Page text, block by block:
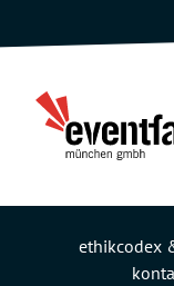
ethikcodex